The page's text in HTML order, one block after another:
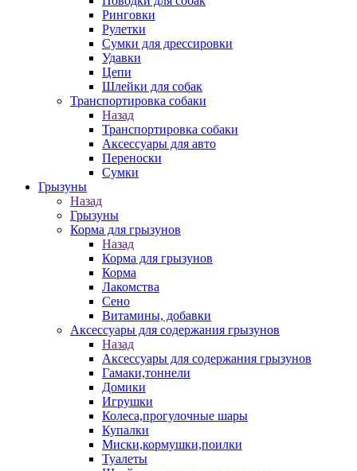
Ринговки
Рулетки
Сумки для дрессировки
Удавки
Цепи
Шлейки для собак
Транспортировка собаки
Назад
Транспортировка собаки
Аксессуары для авто
Переноски
Сумки
Грызуны
Назад
Грызуны
Корма для грызунов
Назад
Корма для грызунов
Корма
Лакомства
Сено
Витамины, добавки
Аксессуары для содержания грызунов
Назад
Аксессуары для содержания грызунов
Гамаки,тоннели
Домики
Игрушки
Колеса,прогулочные шары
Купалки
Миски,кормушки,поилки
Туалеты